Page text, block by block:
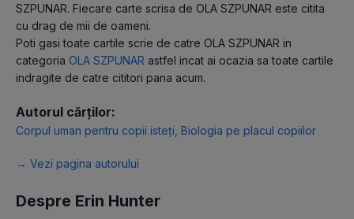
SZPUNAR. Fiecare carte scrisa de OLA SZPUNAR este citita
cu drag de mii de oameni.
Poti gasi toate cartile scrie de catre OLA SZPUNAR in
categoria OLA SZPUNAR astfel incat ai ocazia sa toate cartile
indragite de catre cititori pana acum.
Autorul cărților:
Corpul uman pentru copii isteți Biologia pe placul copiilor
→ Vezi pagina autorului
Despre Erin Hunter